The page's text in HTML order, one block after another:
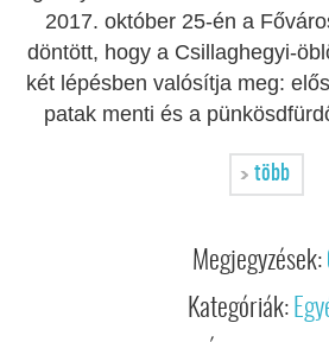
2017. október 25-én a
döntött, hogy a Csillaghegyi-
két lépésben valósítja meg:
patak menti és a
több
Megjegyzések:
Kategóriák: